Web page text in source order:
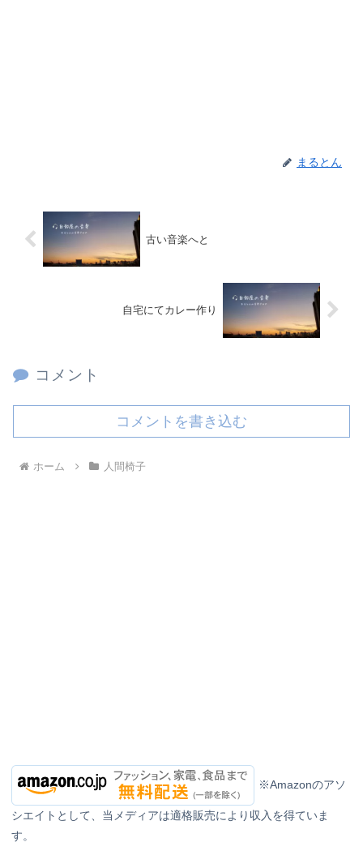
まるとん
古い音楽へと
自宅にてカレー作り
コメント
コメントを書き込む
ホーム 人間椅子
※Amazonのアソ
シエイトとして、当メディアは適格販売により収入を得ていま
す。